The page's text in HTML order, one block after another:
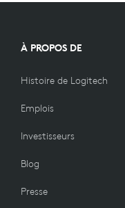
À PROPOS DE
Histoire de Logitech
Emplois
Investisseurs
Blog
Presse